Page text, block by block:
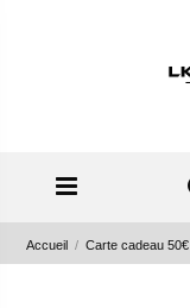
Accueil Carte cadeau 50€